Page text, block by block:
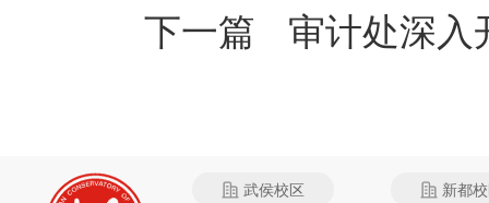
下一篇 审计处深入
武侯校区 新都